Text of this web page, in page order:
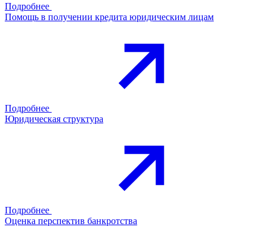
Подробнее
Помощь в получении кредита юридическим лицам
Подробнее
Юридическая структура
Подробнее
Оценка перспектив банкротства